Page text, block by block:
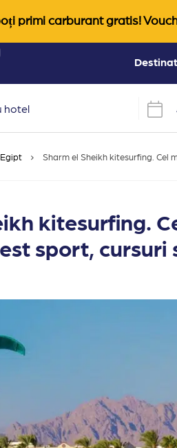
primi carburant gratis!
Egipt Sharm el Sheikh kitesurfing.
kitesurfing.
sport,